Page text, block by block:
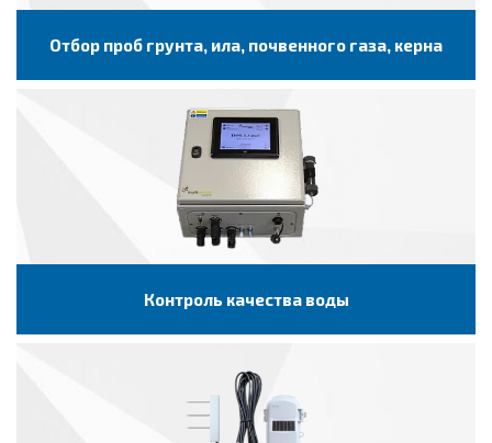
Отбор проб грунта, ила, почвенного газа, керна
Контроль качества воды